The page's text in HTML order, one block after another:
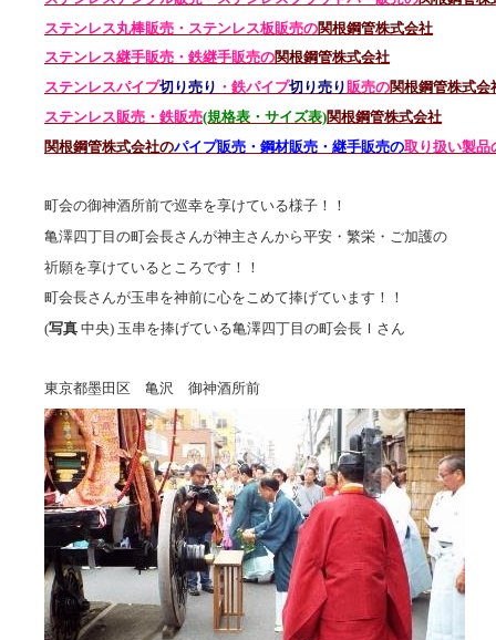
ステンレス丸棒販売・ ステンレス板販売の関根鋼管株式会社
ステンレス継手販売・鉄継手販売の関根鋼管株式会社
ステンレスパイプ切り売り ・鉄パイプ切り売り販売の関根鋼管株式会
ステンレス販売・鉄販売(規格表・サイズ表)関根鋼管株式会社
関根鋼管株式会社のパイプ販売・鋼材販売・継手販売の取り扱い製品
町会の御神酒所前で巡幸を享けている様子！！
亀澤四丁目の町会長さんが神主さんから平安・繁栄・ご加護の
祈願を享けているところです！！
町会長さんが玉串を神前に心をこめて捧げています！！
(写真 中央) 玉串を捧げている亀澤四丁目の町会長Ｉさん
東京都墨田区 亀沢 御神酒所前